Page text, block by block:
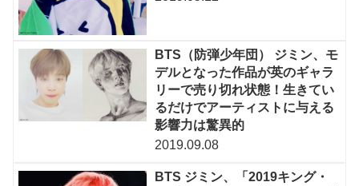
BTS（防弾少年団） ジミン、モ
デルとなった作品が英のギャラ
リーで売り切れ状態！生きてい
るだけでアーティストに与える
影響力は驚異的
2019.09.08
BTS ジミン、「2019キング・